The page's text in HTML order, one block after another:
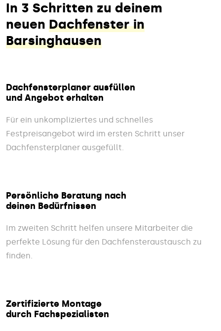
In 3 Schritten zu deinem
neuen Dachfenster in
Barsinghausen
Dachfensterplaner ausfüllen
und Angebot erhalten
Für ein unkompliziertes und schnelles
Festpreisangebot wird im ersten Schritt unser
Dachfensterplaner ausgefüllt.
Persönliche Beratung nach
deinen Bedürfnissen
Im zweiten Schritt helfen unsere Mitarbeiter die
perfekte Lösung für den Dachfensteraustausch zu
finden.
Zertifizierte Montage
durch Fachspezialisten